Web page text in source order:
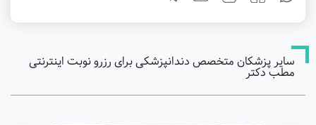
سایر پزشکان متخصص دندانپزشکی برای رزرو نوبت اینترنتی
مطب دکتر